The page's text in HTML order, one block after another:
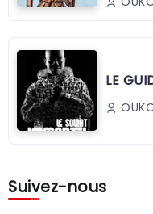
LE
Suivez-nous